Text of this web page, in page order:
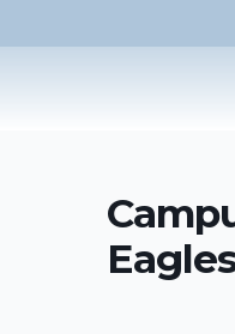
al